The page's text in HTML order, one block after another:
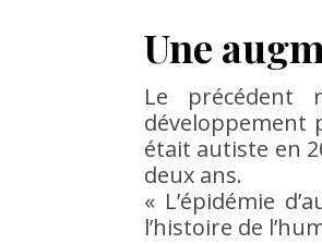
Une
Le précédent
développement
était autiste en
deux ans.
« L’épidémie
l’histoire de